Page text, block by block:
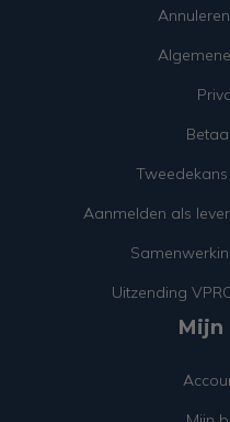
Aanmelden als
Uitzending
Mijn